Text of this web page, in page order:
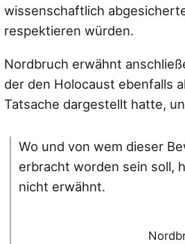
wissenschaftlich
respektieren würden.
Nordbruch erwähnt
der den Holocaust ebenfalls
Tatsache dargestellt hatte,
Wo und von wem dieser
erbracht worden sein soll,
nicht erwähnt.